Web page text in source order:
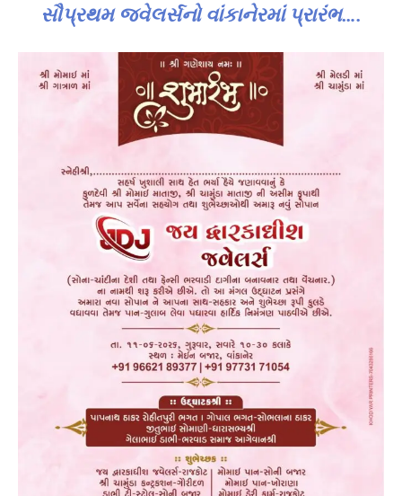
સૌપ્રથમ જ્વેલર્સનો વાંકાનેરમાં પ્રારંભ….